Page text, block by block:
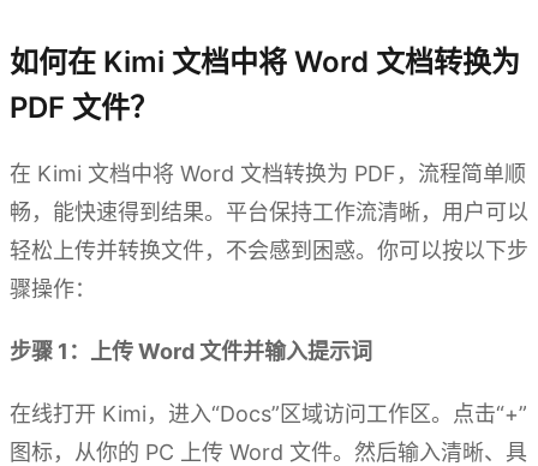
如何在 Kimi 文档中将 Word 文档转换为
PDF 文件？
在 Kimi 文档中将 Word 文档转换为 PDF，流程简单顺
畅，能快速得到结果。平台保持工作流清晰，用户可以
轻松上传并转换文件，不会感到困惑。你可以按以下步
骤操作：
步骤 1：上传 Word 文件并输入提示词
在线打开 Kimi，进入“Docs”区域访问工作区。点击“+”
图标，从你的 PC 上传 Word 文件。然后输入清晰、具